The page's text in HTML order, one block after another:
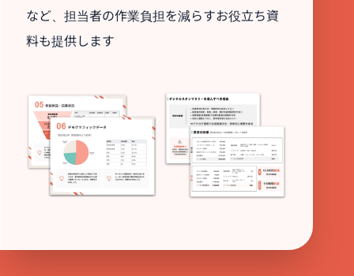
など、担当者の作業負担を減らすお役立ち資
料も提供します